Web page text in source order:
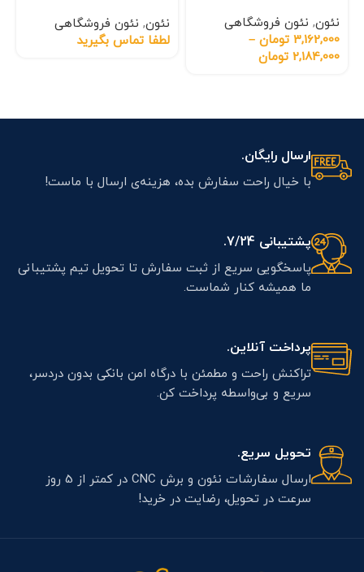
نئون, نئون فروشگاهی
3,162,000 تومان –
2,184,000 تومان
نئون, نئون فروشگاهی
لطفا تماس بگیرید
ارسال رایگان.
با خیال راحت سفارش بده، هزینه‌ی ارسال با ماست!
پشتیبانی 7/24.
پاسخگویی سریع از ثبت سفارش تا تحویل تیم پشتیبانی
ما همیشه کنار شماست.
پرداخت آنلاین.
تراکنش راحت و مطمئن با درگاه امن بانکی بدون دردسر،
سریع و بی‌واسطه پرداخت کن.
تحویل سریع.
ارسال سفارشات نئون و برش CNC در کمتر از 5 روز
سرعت در تحویل، رضایت در خرید!